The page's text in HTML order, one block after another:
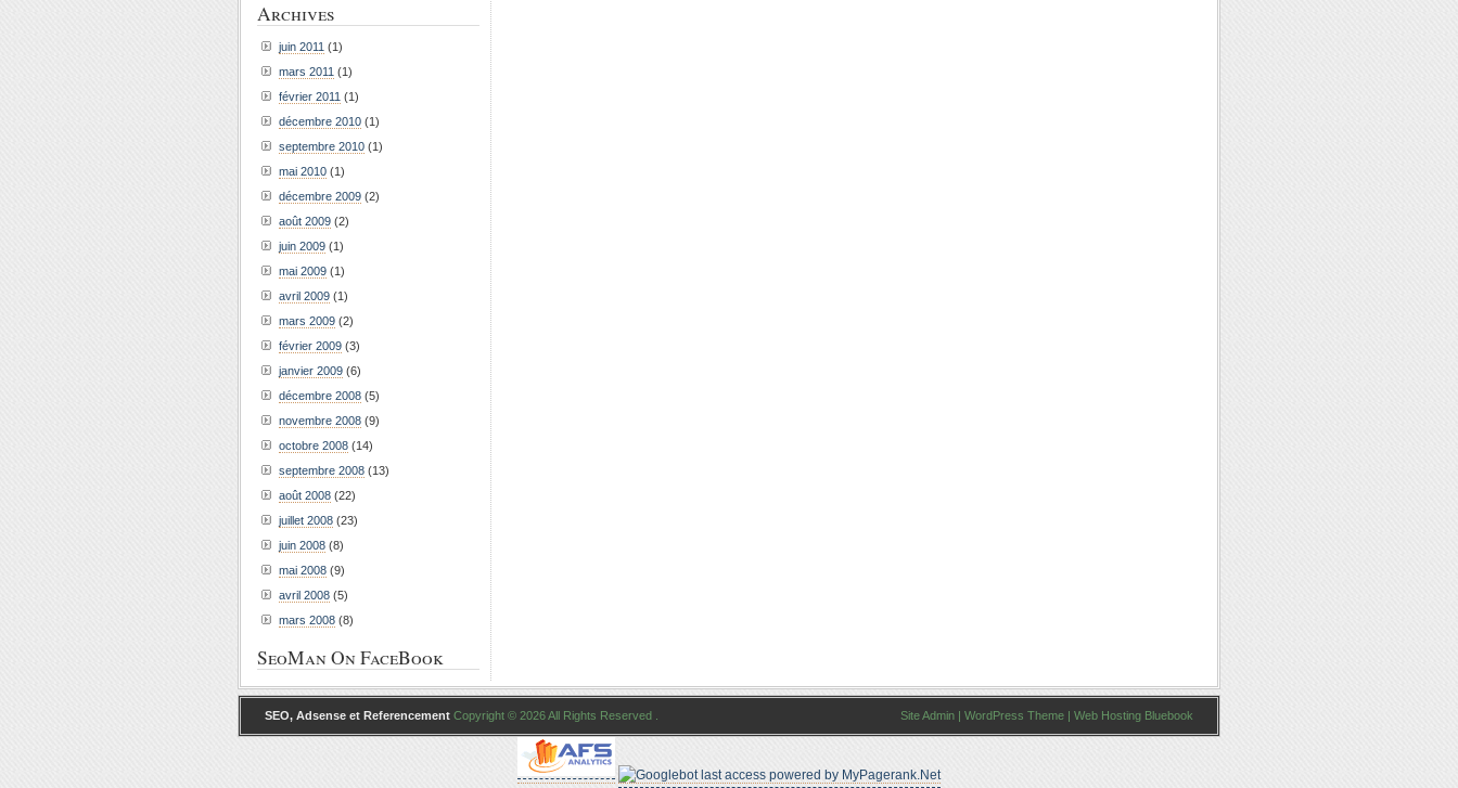
Archives
juin 2011 (1)
mars 2011 (1)
février 2011 (1)
décembre 2010 (1)
septembre 2010 (1)
mai 2010 (1)
décembre 2009 (2)
août 2009 (2)
juin 2009 (1)
mai 2009 (1)
avril 2009 (1)
mars 2009 (2)
février 2009 (3)
janvier 2009 (6)
décembre 2008 (5)
novembre 2008 (9)
octobre 2008 (14)
septembre 2008 (13)
août 2008 (22)
juillet 2008 (23)
juin 2008 (8)
mai 2008 (9)
avril 2008 (5)
mars 2008 (8)
SeoMan On FaceBook
Site Admin | WordPress Theme | Web Hosting Bluebook
SEO, Adsense et Referencement Copyright © 2026 All Rights Reserved .